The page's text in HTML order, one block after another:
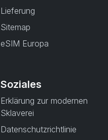
Lieferung
Sitemap
eSIM Europa
Soziales
Erklärung zur modernen
Sklaverei
Datenschutzrichtlinie